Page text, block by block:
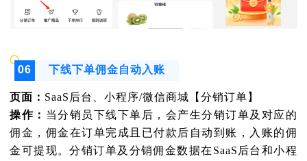
06 下线下单佣金自动入账
页面： SaaS后台、小程序/微信商城【分销订单】
操作： 当分销员下线下单后，会产生分销订单及对应的
佣金，佣金在订单完成且已付款后自动到账，入账的佣
金可提现。分销订单及分销佣金数据在SaaS后台和小程